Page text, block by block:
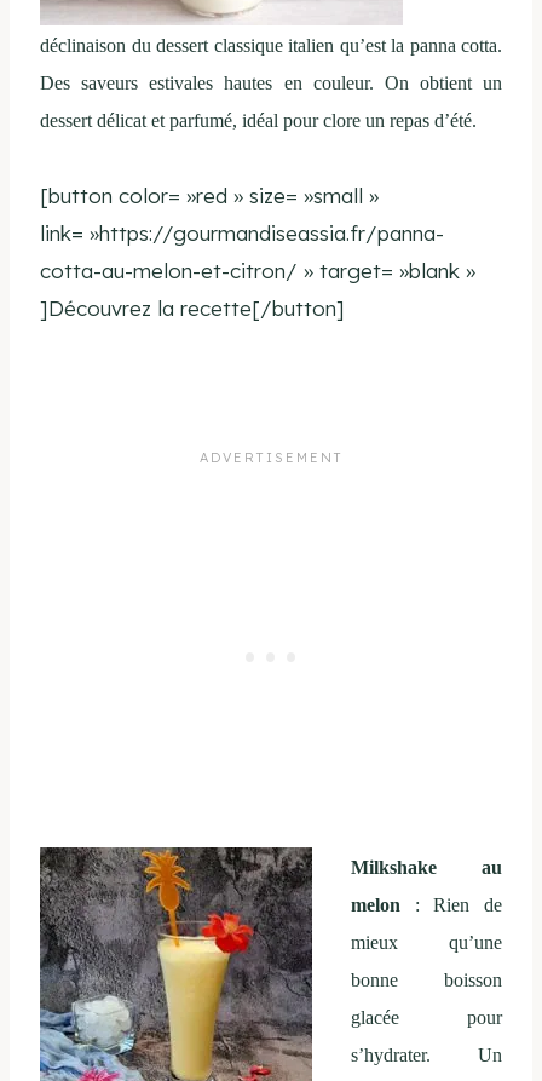
déclinaison du dessert classique italien qu’est la panna cotta.
Des saveurs estivales hautes en couleur. On obtient un
dessert délicat et parfumé, idéal pour clore un repas d’été.
[button color= »red » size= »small »
link= »https://gourmandiseassia.fr/panna-
cotta-au-melon-et-citron/ » target= »blank »
]Découvrez la recette[/button]
Milkshake au
melon : Rien de
mieux qu’une
bonne boisson
glacée pour
s’hydrater. Un